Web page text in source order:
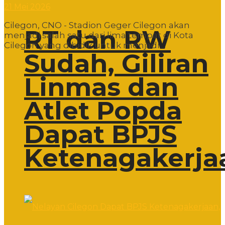
RT dan RW
Sudah, Giliran
Linmas dan
Atlet Popda
Dapat BPJS
Cilegon, CNO - Stadion Geger Cilegon akan
menjadi salah satu dari lima tempat di Kota
Cilegon yang dibidik untuk menjadi ...